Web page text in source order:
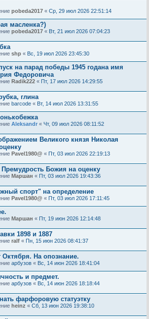
pobeda2017 « Ср, 29 июл 2026 22:51:14
масленка?)
pobeda2017 « Вт, 21 июл 2026 07:04:23
shp « Вс, 19 июл 2026 23:45:30
на парад победы 1945 годана имя
Федоровича
Radik222 « Пт, 17 июл 2026 14:29:55
глина
barcode « Вт, 14 июл 2026 13:31:55
Aleksandr « Чт, 09 июл 2026 08:11:52
Великого князя Николая
Pavel1980@ « Пт, 03 июл 2026 22:19:13
Божия на оценку
Маршан « Пт, 03 июл 2026 19:43:36
спорт" на определение
Pavel1980@ « Пт, 03 июл 2026 17:11:45
Маршан « Пт, 19 июн 2026 12:14:48
1898 и 1887
ralf « Пн, 15 июн 2026 08:41:37
Октября. На опознание.
арбузов « Вс, 14 июн 2026 18:41:04
и предмет.
арбузов « Вс, 14 июн 2026 18:18:44
фарфоровую статуэтку
heinz « Сб, 13 июн 2026 19:38:10